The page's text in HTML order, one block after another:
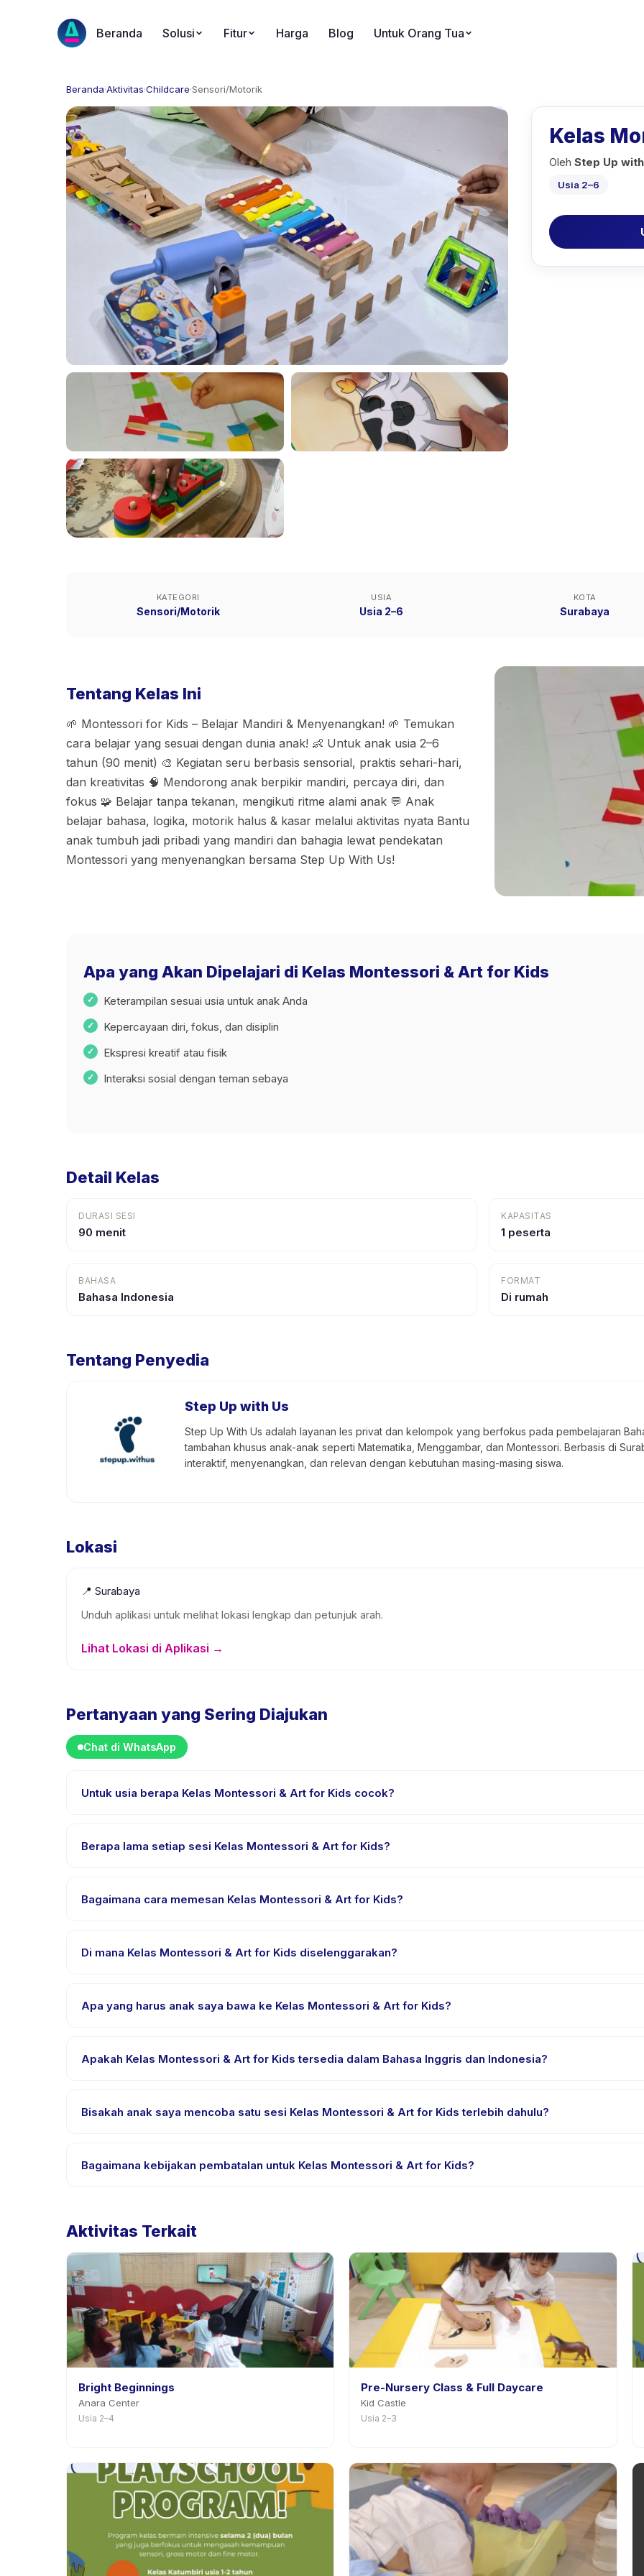
Beranda Solusi Fitur Harga Blog Untuk Orang Tua
Beranda·Aktivitas·Childcare·Sensori/Motorik
Kelas
Oleh Step Up
Usia 2–6
KATEGORI
Sensori/Motorik
USIA
Usia 2–6
KOTA
Surabaya
Tentang Kelas Ini
🌱 Montessori for Kids – Belajar Mandiri & Menyenangkan! 🌱 Temukan
cara belajar yang sesuai dengan dunia anak! 👶 Untuk anak usia 2–6
tahun (90 menit) 🎨 Kegiatan seru berbasis sensorial, praktis sehari-hari,
dan kreativitas 🧠 Mendorong anak berpikir mandiri, percaya diri, dan
fokus 🧩 Belajar tanpa tekanan, mengikuti ritme alami anak 💬 Anak
belajar bahasa, logika, motorik halus & kasar melalui aktivitas nyata Bantu
anak tumbuh jadi pribadi yang mandiri dan bahagia lewat pendekatan
Montessori yang menyenangkan bersama Step Up With Us!
Apa yang Akan Dipelajari di Kelas Montessori & Art for Kids
Keterampilan sesuai usia untuk anak Anda
Kepercayaan diri, fokus, dan disiplin
Ekspresi kreatif atau fisik
Interaksi sosial dengan teman sebaya
Detail Kelas
DURASI SESI
90 menit
KAPASITAS
1 peserta
BAHASA
Bahasa Indonesia
FORMAT
Di rumah
Tentang Penyedia
Step Up with Us
Step Up With Us adalah layanan les privat dan kelompok yang berfokus pada pembelajaran
tambahan khusus anak-anak seperti Matematika, Menggambar, dan Montessori. Berbasis di
interaktif, menyenangkan, dan relevan dengan kebutuhan masing-masing siswa.
Lokasi
📍 Surabaya
Unduh aplikasi untuk melihat lokasi lengkap dan petunjuk arah.
Lihat Lokasi di Aplikasi →
Pertanyaan yang Sering Diajukan
Chat di WhatsApp
Untuk usia berapa Kelas Montessori & Art for Kids cocok?
sehingga setiap anak mendapat tantangan yang sesuai.
Berapa lama setiap sesi Kelas Montessori & Art for Kids?
Bagaimana cara memesan Kelas Montessori & Art for Kids?
segera setelah pembayaran berhasil.
Di mana Kelas Montessori & Art for Kids diselenggarakan?
Apa yang harus anak saya bawa ke Kelas Montessori & Art for Kids?
Apakah Kelas Montessori & Art for Kids tersedia dalam Bahasa Inggris dan Indonesia?
aktivitas untuk bahasa yang didukung.
Bisakah anak saya mencoba satu sesi Kelas Montessori & Art for Kids terlebih dahulu?
aplikasi.
Bagaimana kebijakan pembatalan untuk Kelas Montessori & Art for Kids?
Aktivitas Terkait
Bright Beginnings
Anara Center
Usia 2–4
Pre-Nursery Class & Full Daycare
Kid Castle
Usia 2–3